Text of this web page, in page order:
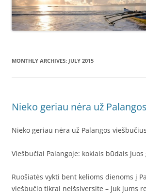
MONTHLY ARCHIVES: JULY 2015
Nieko geriau nėra už
Nieko geriau nėra už Palangos viešbučius
Viešbučiai Palangoje: kokiais būdais
Ruošiatės vykti bent kelioms dienoms į
viešbučio tikrai neišsiversite – juk jums